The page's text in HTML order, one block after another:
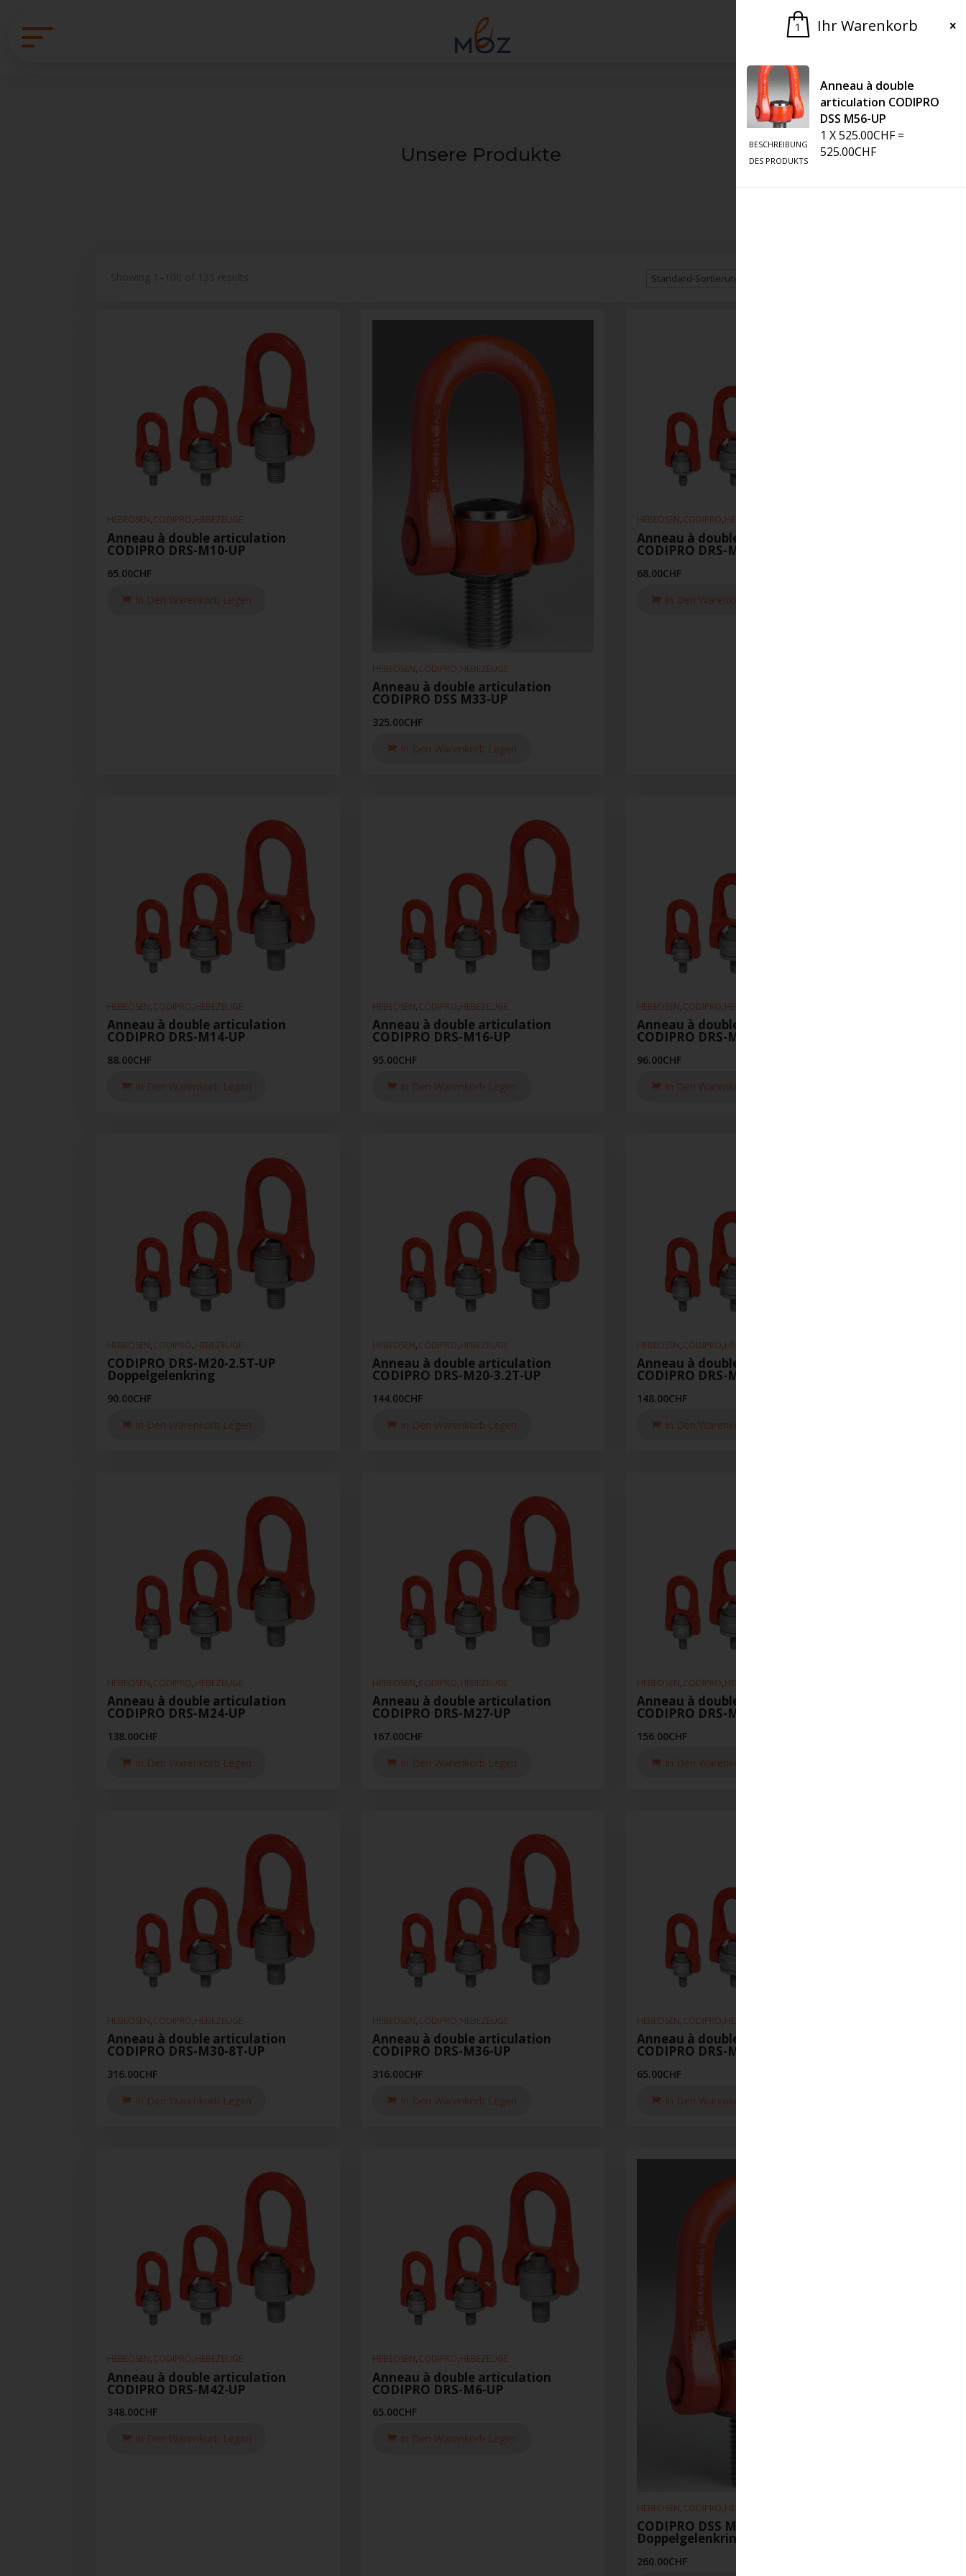
Bitte um ein Angebot
Unsere Produkte
HEBEÖSEN,CODIPRO,HEBEZEUGE
Anneau à double articulation
CODIPRO DRS-M10-UP
65.00CHF
In Den Warenkorb Legen
HEBEÖSEN,CODIPRO,HEBEZEUGE
Anneau à double articulation
CODIPRO DSS M33-UP
325.00CHF
In Den Warenkorb Legen
HEBEÖSEN,CODIPRO,HEBEZEUGE
Anneau à double articulation
CODIPRO DRS-M12-UP
68.00CHF
In Den Warenkorb Legen
HEBEÖSEN,CODIPRO,HEBEZEUGE
Anneau à double articulation
CODIPRO DRS-M14-UP
88.00CHF
In Den Warenkorb Legen
HEBEÖSEN,CODIPRO,HEBEZEUGE
Anneau à double articulation
CODIPRO DRS-M16-UP
95.00CHF
In Den Warenkorb Legen
HEBEÖSEN,CODIPRO,HEBEZEUGE
Anneau à double articulation
CODIPRO DRS-M18-UP
96.00CHF
In Den Warenkorb Legen
HEBEÖSEN,CODIPRO,HEBEZEUGE
CODIPRO DRS-M20-2.5T-UP
Doppelgelenkring
90.00CHF
In Den Warenkorb Legen
HEBEÖSEN,CODIPRO,HEBEZEUGE
Anneau à double articulation
CODIPRO DRS-M20-3.2T-UP
144.00CHF
In Den Warenkorb Legen
HEBEÖSEN,CODIPRO,HEBEZEUGE
Anneau à double articulation
CODIPRO DRS-M22-UP
148.00CHF
In Den Warenkorb Legen
HEBEÖSEN,CODIPRO,HEBEZEUGE
Anneau à double articulation
CODIPRO DRS-M24-UP
138.00CHF
In Den Warenkorb Legen
HEBEÖSEN,CODIPRO,HEBEZEUGE
Anneau à double articulation
CODIPRO DRS-M27-UP
167.00CHF
In Den Warenkorb Legen
HEBEÖSEN,CODIPRO,HEBEZEUGE
Anneau à double articulation
CODIPRO DRS-M30-6.3T-UP
156.00CHF
In Den Warenkorb Legen
HEBEÖSEN,CODIPRO,HEBEZEUGE
Anneau à double articulation
CODIPRO DRS-M30-8T-UP
316.00CHF
In Den Warenkorb Legen
HEBEÖSEN,CODIPRO,HEBEZEUGE
Anneau à double articulation
CODIPRO DRS-M36-UP
316.00CHF
In Den Warenkorb Legen
HEBEÖSEN,CODIPRO,HEBEZEUGE
Anneau à double articulation
CODIPRO DRS-M5-UP
65.00CHF
In Den Warenkorb Legen
HEBEÖSEN,CODIPRO,HEBEZEUGE
Anneau à double articulation
CODIPRO DRS-M42-UP
348.00CHF
In Den Warenkorb Legen
HEBEÖSEN,CODIPRO,HEBEZEUGE
Anneau à double articulation
CODIPRO DRS-M6-UP
65.00CHF
In Den Warenkorb Legen
HEBEÖSEN,CODIPRO,HEBEZEUGE
CODIPRO DSS M24-UP
Doppelgelenkring
260.00CHF
1 Ihr Warenkorb
BESCHREIBUNG
DES PRODUKTS
Anneau à double
articulation CODIPRO
DSS M56-UP
1 X525.00CHF =
525.00CHF